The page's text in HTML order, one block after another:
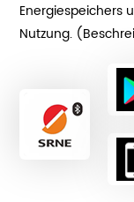
Energiespeichers
Nutzung.